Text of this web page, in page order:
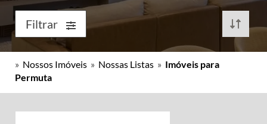
Filtrar
» Nossos Imóveis » Nossas Listas » Imóveis para
Permuta